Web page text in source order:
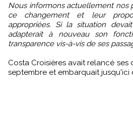
Nous informons actuellement nos
ce changement et leur
appropriées. Si la situation
adapterait à nouveau son
transparence vis-à-vis de ses
Costa Croisières avait relancé ses
septembre et embarquait jusqu'ici